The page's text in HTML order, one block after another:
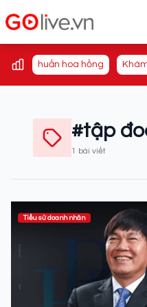
huấn hoa hồng
#tập
1 bài viết
Tiểu sử doanh nhân